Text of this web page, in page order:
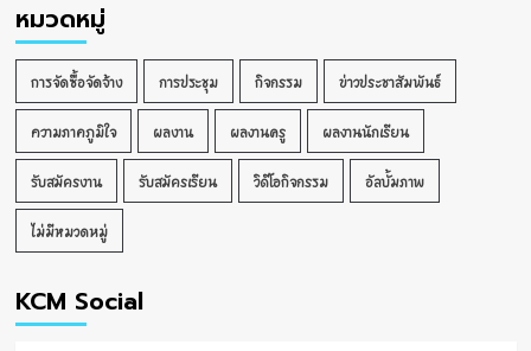
หมวดหมู่
การจัดซื้อจัดจ้าง การประชุม กิจกรรม ข่าวประชาสัมพันธ์
ความภาคภูมิใจ ผลงาน ผลงานครู ผลงานนักเรียน
รับสมัครงาน รับสมัครเรียน วิดีโอกิจกรรม อัลบั้มภาพ
ไม่มีหมวดหมู่
KCM Social